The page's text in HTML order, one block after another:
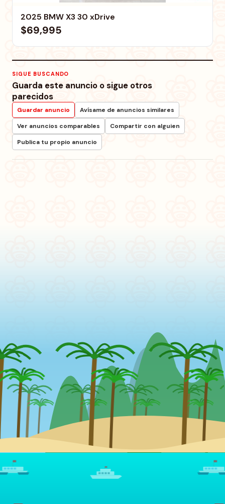
2025 BMW X3 30 xDrive
$69,995
SIGUE BUSCANDO
Guarda este anuncio o sigue otros
parecidos
Guardar anuncio
Avísame de anuncios similares
Ver anuncios comparables
Compartir con alguien
Publica tu propio anuncio